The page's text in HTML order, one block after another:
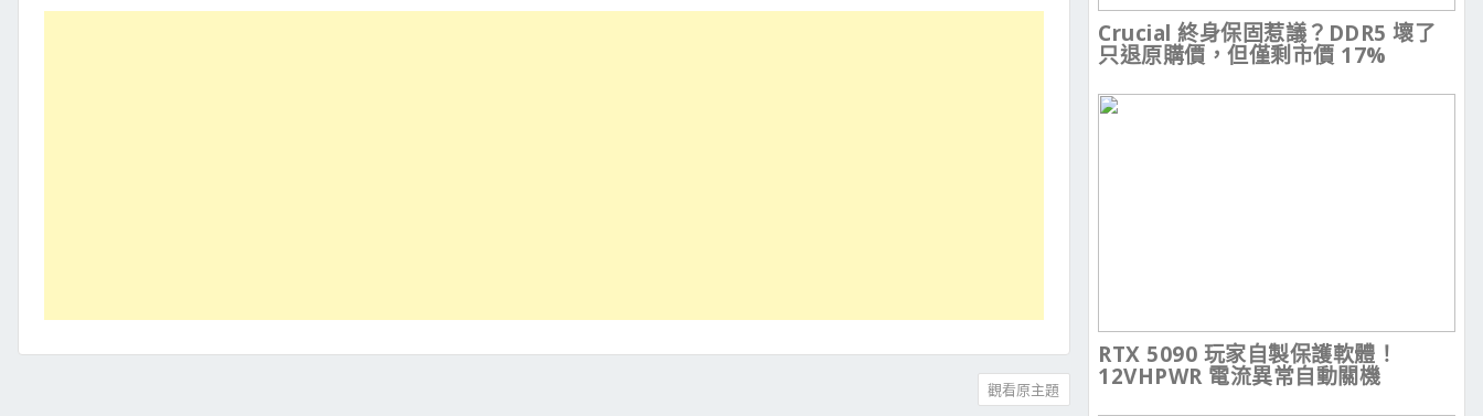
觀看原主題
Crucial 終身保固惹議？DDR5 壞了
只退原購價，但僅剩市價 17%
RTX 5090 玩家自製保護軟體！
12VHPWR 電流異常自動關機